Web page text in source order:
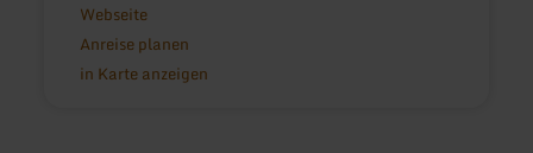
Webseite
Anreise planen
in Karte anzeigen